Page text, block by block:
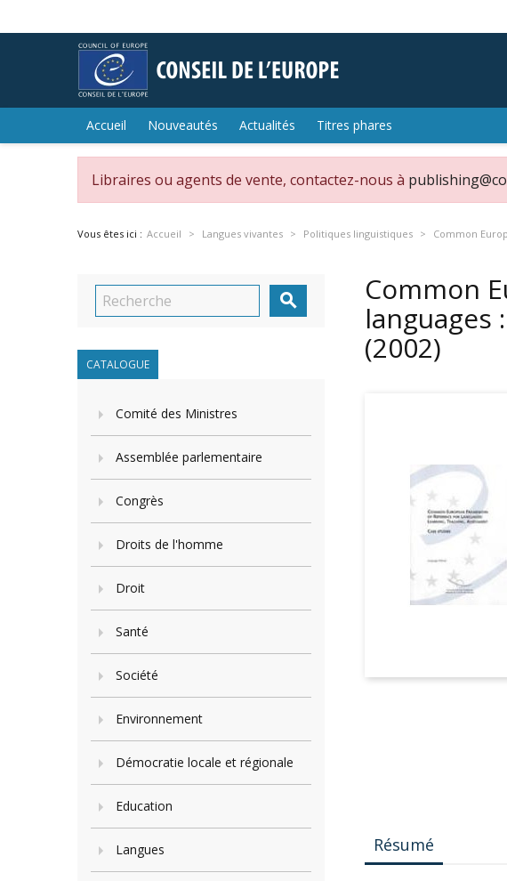
Accueil Nouveautés Actualités Titres phares
Libraires ou agents de vente, contactez-nous à
Vous êtes ici : Accueil Langues vivantes Politiques linguistiques Common

CATALOGUE
Comité des Ministres
Assemblée parlementaire
Congrès
Droits de l'homme
Droit
Santé
Société
Environnement
Démocratie locale et régionale
Education
Langues
Common
languages
(2002)
Résumé